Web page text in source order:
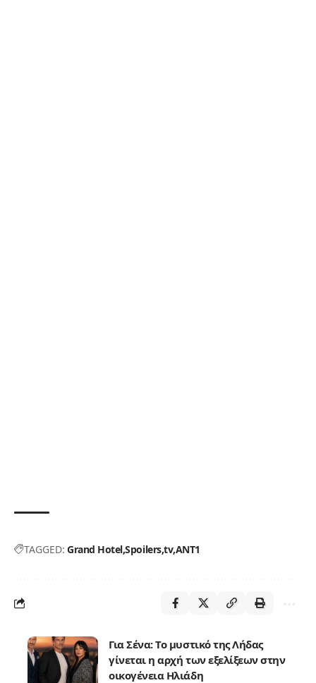
TAGGED: Grand HotelSpoilerstvΑΝΤ1
Για Σένα: Το μυστικό της Λήδας
γίνεται η αρχή των εξελίξεων στην
οικογένεια Ηλιάδη